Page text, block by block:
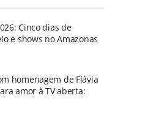
Cinco dias de
e shows no Amazonas
homenagem de Flávia
amor à TV aberta: